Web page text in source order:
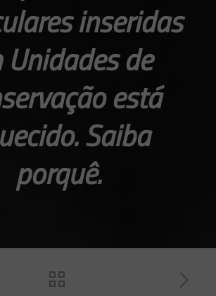
inseridas
Unidades de
está
Saiba
porquê.